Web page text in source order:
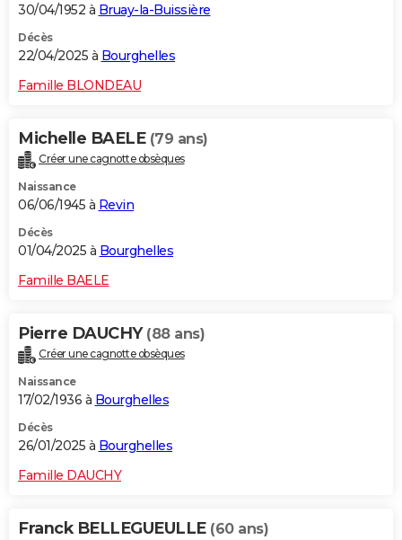
30/04/1952 à Bruay-la-Buissière
Décès
22/04/2025 à Bourghelles
Famille BLONDEAU
Michelle BAELE (79 ans)
Créer une cagnotte obsèques
Naissance
06/06/1945 à Revin
Décès
01/04/2025 à Bourghelles
Famille BAELE
Pierre DAUCHY (88 ans)
Créer une cagnotte obsèques
Naissance
17/02/1936 à Bourghelles
Décès
26/01/2025 à Bourghelles
Famille DAUCHY
Franck BELLEGUEULLE (60 ans)